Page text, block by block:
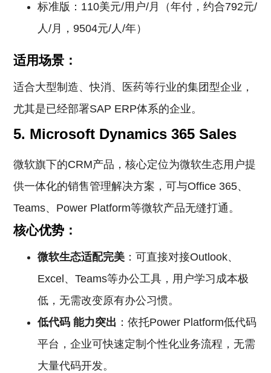
标准版：110美元/用户/月（年付，约合792元/
人/月，9504元/人/年）
适用场景：
适合大型制造、快消、医药等行业的集团型企业，
尤其是已经部署SAP ERP体系的企业。
5. Microsoft Dynamics 365 Sales
微软旗下的CRM产品，核心定位为微软生态用户提
供一体化的销售管理解决方案，可与Office 365、
Teams、Power Platform等微软产品无缝打通。
核心优势：
微软生态适配完美 ：可直接对接Outlook、
Excel、Teams等办公工具，用户学习成本极
低，无需改变原有办公习惯。
低代码 能力突出 ：依托Power Platform低代码
平台，企业可快速定制个性化业务流程，无需
大量代码开发。